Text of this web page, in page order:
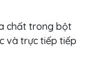
chất trong bột
và trực tiếp tiếp